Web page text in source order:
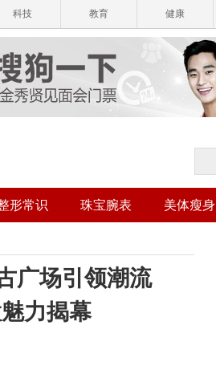
科技 教育 健康
形常识 珠宝腕表 美体瘦身
广场引领潮流
力揭幕